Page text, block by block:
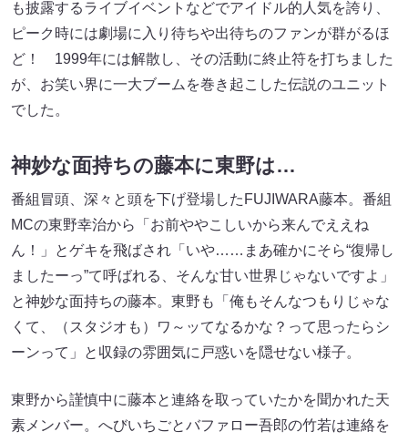
も披露するライブイベントなどでアイドル的人気を誇り、
ピーク時には劇場に入り待ちや出待ちのファンが群がるほ
ど！ 1999年には解散し、その活動に終止符を打ちました
が、お笑い界に一大ブームを巻き起こした伝説のユニット
でした。
神妙な面持ちの藤本に東野は…
番組冒頭、深々と頭を下げ登場したFUJIWARA藤本。番組
MCの東野幸治から「お前ややこしいから来んでええね
ん！」とゲキを飛ばされ「いや……まあ確かにそら“復帰し
ましたーっ”て呼ばれる、そんな甘い世界じゃないですよ」
と神妙な面持ちの藤本。東野も「俺もそんなつもりじゃな
くて、（スタジオも）ワ～ッてなるかな？って思ったらシ
ーンって」と収録の雰囲気に戸惑いを隠せない様子。
東野から謹慎中に藤本と連絡を取っていたかを聞かれた天
素メンバー。へびいちごとバファロー吾郎の竹若は連絡を